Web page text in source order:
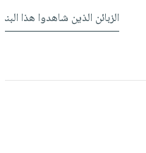
الزبائن الذين شاهدوا هذا